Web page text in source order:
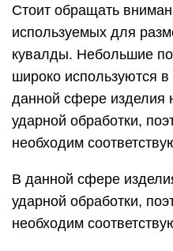
Стоит обращать
используемых для
кувалды. Небольшие
широко используются
данной сфере изделия
ударной обработки,
необходим
В данной сфере
ударной обработки,
необходим